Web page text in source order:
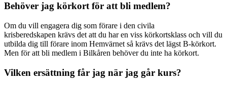
Behöver jag körkort för att bli medlem?
Om du vill engagera dig som förare i den civila
krisberedskapen krävs det att du har en viss körkortsklass och vill du
utbilda dig till förare inom Hemvärnet så krävs det lägst B-körkort.
Men för att bli medlem i Bilkåren behöver du inte ha körkort.
Vilken ersättning får jag när jag går kurs?